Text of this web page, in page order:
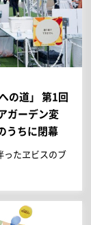
の道」 第1回
ガーデン変
うちに閉幕
ったヱビスのブ